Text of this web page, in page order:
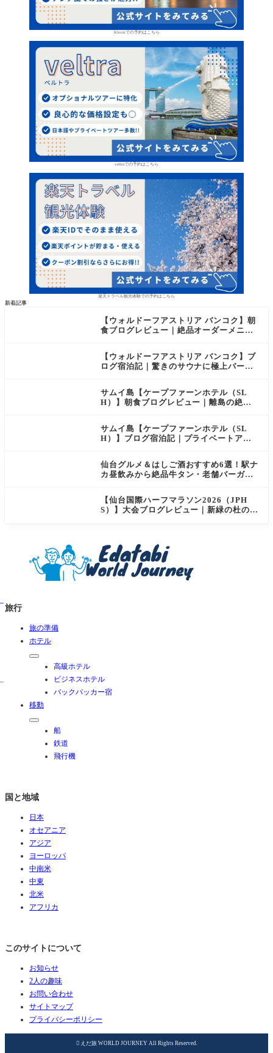
Klookでの予約はこちら
veltraでの予約はこちら
楽天トラベル観光体験での予約はこちら
新着記事
【ウォルドーフアストリア バンコク】朝
食ブログレビュー｜絶品オーダーメニュ
【ウォルドーフアストリア バンコク】ブ
ログ宿泊記｜驚きのサウナに極上バー＆
サムイ島【ケープファーンホテル（SL
H）】朝食ブログレビュー｜離島の絶景×
サムイ島【ケープファーンホテル（SL
H）】ブログ宿泊記｜プライベートアイ
仙台グルメ＆はしご酒おすすめ6選！駅ナ
カ昼飲みから絶品牛タン・老舗バーガー
【仙台国際ハーフマラソン2026（JPH
S）】大会ブログレビュー｜新緑の杜の都
旅行
旅の準備
ホテル
高級ホテル
ビジネスホテル
バックパッカー宿
移動
船
鉄道
飛行機
国と地域
日本
オセアニア
アジア
ヨーロッパ
中南米
中東
北米
アフリカ
このサイトについて
お知らせ
2人の趣味
お問い合わせ
サイトマップ
プライバシーポリシー
 えだ旅 WORLD JOURNEY All Rights Reserved.